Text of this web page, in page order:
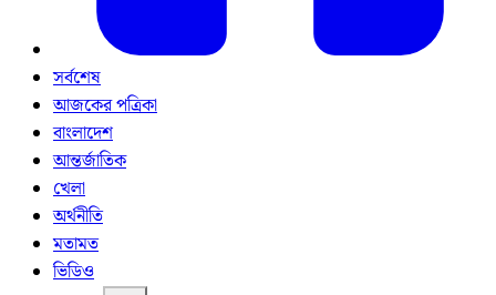
সর্বশেষ
আজকের পত্রিকা
বাংলাদেশ
আন্তর্জাতিক
খেলা
অর্থনীতি
মতামত
ভিডিও